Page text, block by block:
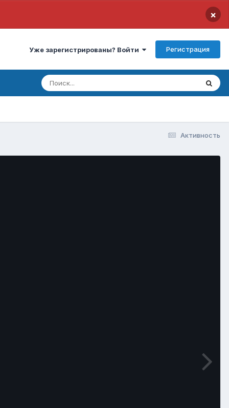
×
Уже зарегистрированы? Войти Регистрация
Активность